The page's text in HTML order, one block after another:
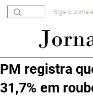
Siga o Jornale
PM registra
31,7% em